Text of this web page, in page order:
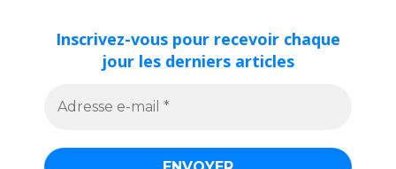
Inscrivez-vous pour recevoir chaque
jour les derniers articles